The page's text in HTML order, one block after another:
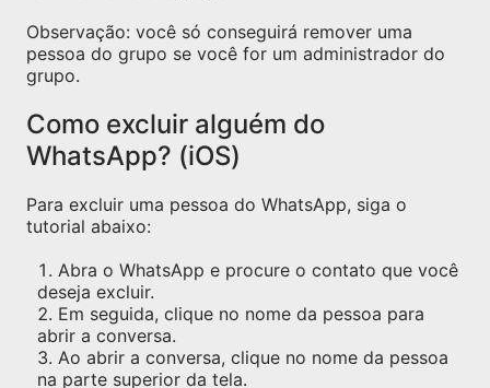
Observação: você só conseguirá remover uma
pessoa do grupo se você for um administrador do
grupo.
Como excluir alguém do
WhatsApp? (iOS)
Para excluir uma pessoa do WhatsApp, siga o
tutorial abaixo:
Abra o WhatsApp e procure o contato que você
deseja excluir.
Em seguida, clique no nome da pessoa para
abrir a conversa.
Ao abrir a conversa, clique no nome da pessoa
na parte superior da tela.